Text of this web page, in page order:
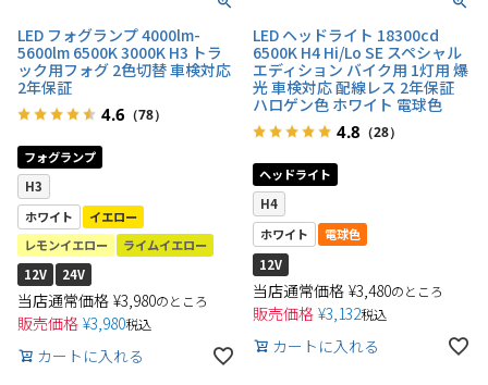
LED フォグランプ 4000lm-
5600lm 6500K 3000K H3 トラ
ック用フォグ 2色切替 車検対応
2年保証
4.6 （78）
フォグランプ
H3
ホワイト
イエロー
レモンイエロー
ライムイエロー
12V
24V
当店通常価格 ¥3,980のところ
販売価格 ¥3,980税込
カートに入れる
LED ヘッドライト 18300cd
6500K H4 Hi/Lo SE スペシャル
エディション バイク用 1灯用 爆
光 車検対応 配線レス 2年保証
ハロゲン色 ホワイト 電球色
4.8 （28）
ヘッドライト
H4
ホワイト
電球色
12V
当店通常価格 ¥3,480のところ
販売価格 ¥3,132税込
カートに入れる